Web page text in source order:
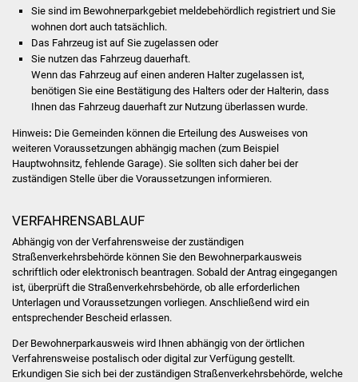
Schulentwicklung Bizet
Sanierung Hallenbad
Sanierung Bizethalle
Ortsentwicklung
Presse
Was erledige ich wo
Dienstleistungen
Lebenslagen
Formulare
Sie sind im Bewohnerparkgebiet meldebehördlich registriert und Sie
wohnen dort auch tatsächlich.
Das Fahrzeug ist auf Sie zugelassen oder
Sie nutzen das Fahrzeug dauerhaft.
Wenn das Fahrzeug auf einen anderen Halter zugelassen ist,
benötigen Sie eine Bestätigung des Halters oder der Halterin, dass
Ihnen das Fahrzeug dauerhaft zur Nutzung überlassen wurde.
Hinweis: Die Gemeinden können die Erteilung des Ausweises von
weiteren Voraussetzungen abhängig machen (zum Beispiel
Hauptwohnsitz, fehlende Garage). Sie sollten sich daher bei der
zuständigen Stelle über die Voraussetzungen informieren.
VERFAHRENSABLAUF
Abhängig von der Verfahrensweise der zuständigen
Straßenverkehrsbehörde können Sie den Bewohnerparkausweis
schriftlich oder elektronisch beantragen. Sobald der Antrag eingegangen
ist, überprüft die Straßenverkehrsbehörde, ob alle erforderlichen
Unterlagen und Voraussetzungen vorliegen. Anschließend wird ein
entsprechender Bescheid erlassen.
Der Bewohnerparkausweis wird Ihnen abhängig von der örtlichen
Verfahrensweise postalisch oder digital zur Verfügung gestellt.
Erkundigen Sie sich bei der zuständigen Straßenverkehrsbehörde, welche